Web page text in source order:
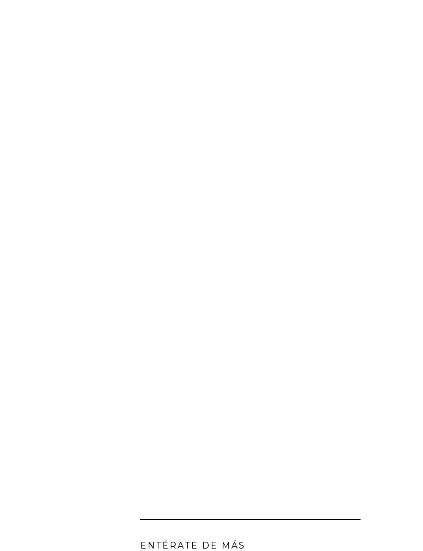
ENTÉRATE DE MÁS